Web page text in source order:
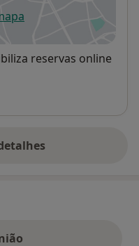
num novo separador
reservas online
o endereço